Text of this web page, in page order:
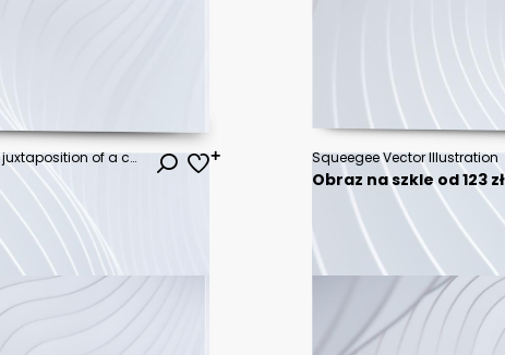
A crisp image showcasing the juxtaposition of a contemporary building's sharp angles Squeegee Vector Illustration
Obraz na szkle od 123 zł